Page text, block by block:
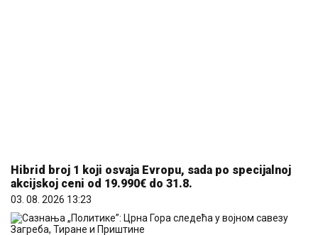
03. 08. 2026 13:23
Сазнања „Политике”: Црна Гора следећа у војном
савезу Загреба, Тиране и Приштине